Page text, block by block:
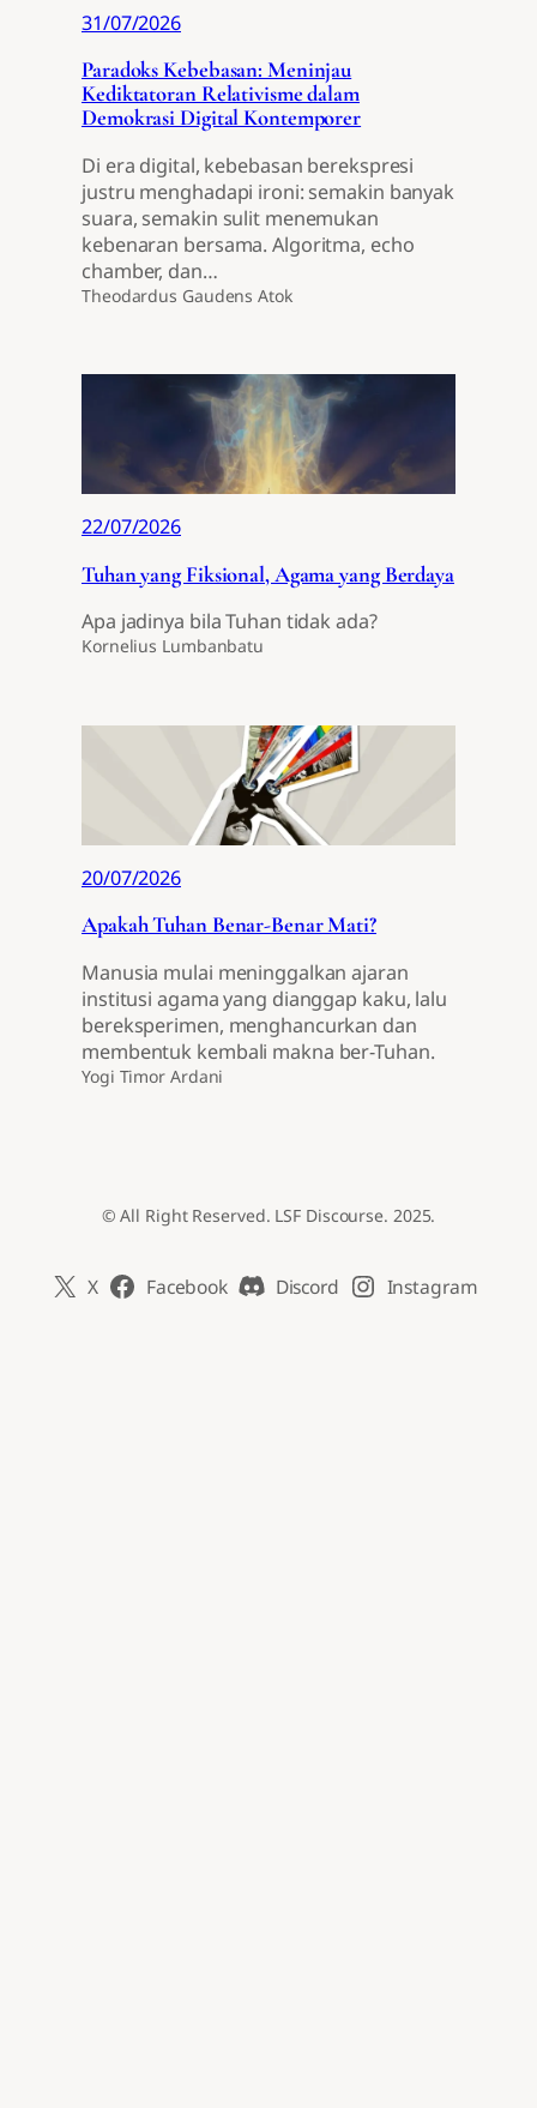
31/07/2026
Paradoks Kebebasan: Meninjau
Kediktatoran Relativisme dalam
Demokrasi Digital Kontemporer
Di era digital, kebebasan berekspresi
justru menghadapi ironi: semakin banyak
suara, semakin sulit menemukan
kebenaran bersama. Algoritma, echo
chamber, dan…
Theodardus Gaudens Atok
22/07/2026
Tuhan yang Fiksional, Agama yang Berdaya
Apa jadinya bila Tuhan tidak ada?
Kornelius Lumbanbatu
20/07/2026
Apakah Tuhan Benar-Benar Mati?
Manusia mulai meninggalkan ajaran
institusi agama yang dianggap kaku, lalu
bereksperimen, menghancurkan dan
membentuk kembali makna ber-Tuhan.
Yogi Timor Ardani
© All Right Reserved. LSF Discourse. 2025.
X Facebook Discord Instagram